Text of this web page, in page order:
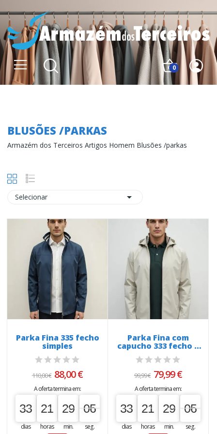
0
BLUSÕES /PARKAS
Armazém dos Terceiros Artigos Homem Blusões /parkas
Selecionar 
Parka Fina 335 fecho
simples
110,00 € 88,00 €
A oferta termina em:
33
33
00
dias
21
21
00
horas
29
29
00
min.
05
04
05
seg.
Parka Fina com
capucho 333 fecho e
bolsos...
99,99 € 79,99 €
A oferta termina em:
33
33
00
dias
21
21
00
horas
29
29
00
min.
05
04
05
seg.